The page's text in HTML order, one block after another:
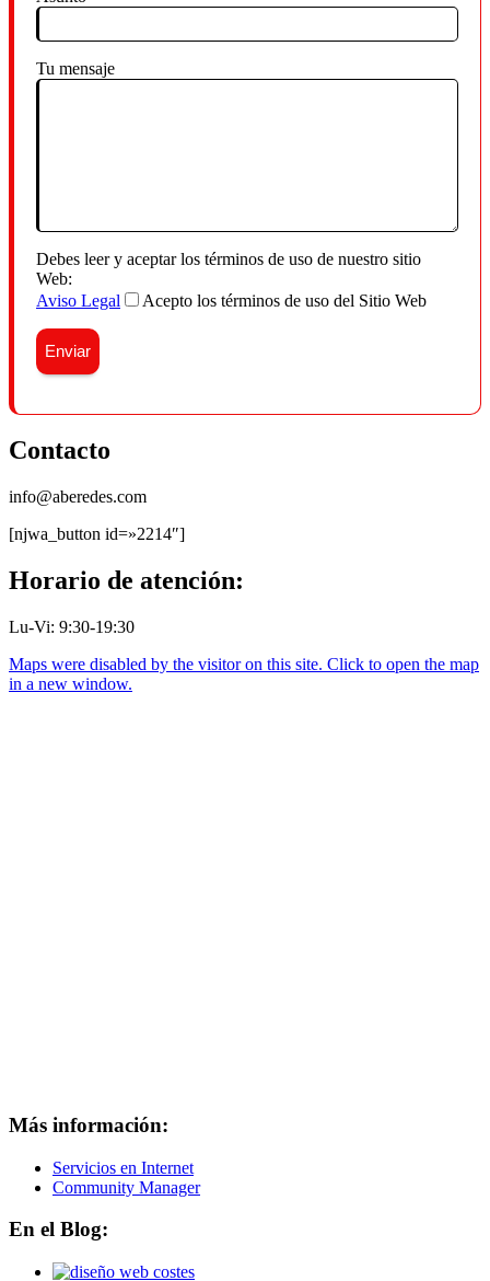
Tu mensaje
Debes leer y aceptar los términos de uso de nuestro sitio
Web:
Aviso Legal
Acepto los términos de uso del Sitio Web
Contacto
info@aberedes.com
[njwa_button id=»2214″]
Horario de atención:
Lu-Vi: 9:30-19:30
Maps were disabled by the visitor on this site. Click to open the map
in a new window.
Más información:
Servicios en Internet
Community Manager
En el Blog: